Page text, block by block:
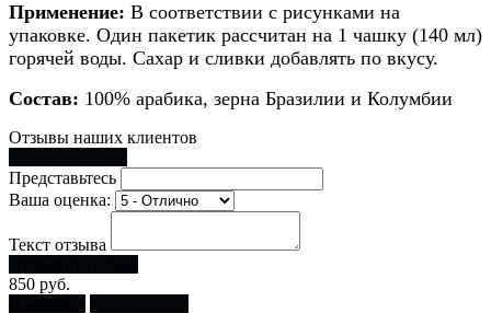
Применение: В соответствии с рисунками на
упаковке. Один пакетик рассчитан на 1 чашку (140 мл)
горячей воды. Сахар и сливки добавлять по вкусу.
Состав: 100% арабика, зерна Бразилии и Колумбии
Отзывы наших клиентов
Представьтесь
Ваша оценка:
Текст отзыва
850 руб.